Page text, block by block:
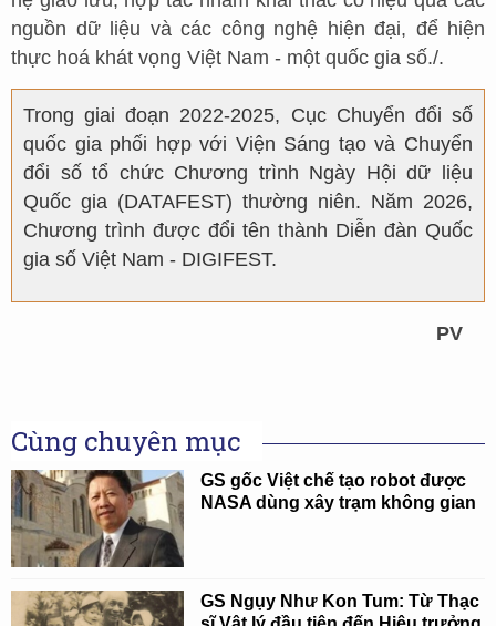
nguồn dữ liệu và các công nghệ hiện đại, để hiện
thực hoá khát vọng Việt Nam - một quốc gia số./.
Trong giai đoạn 2022-2025, Cục Chuyển đổi số
quốc gia phối hợp với Viện Sáng tạo và Chuyển
đổi số tổ chức Chương trình Ngày Hội dữ liệu
Quốc gia (DATAFEST) thường niên. Năm 2026,
Chương trình được đổi tên thành Diễn đàn Quốc
gia số Việt Nam - DIGIFEST.
PV
Cùng chuyên mục
GS gốc Việt chế tạo robot được
NASA dùng xây trạm không gian
GS Ngụy Như Kon Tum: Từ Thạc